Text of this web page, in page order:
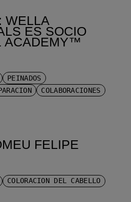
WELLA
ES SOCIO
ACADEMY™
PEINADOS
COLABORACIONES
FELIPE
COLORACIÓN DEL CABELLO